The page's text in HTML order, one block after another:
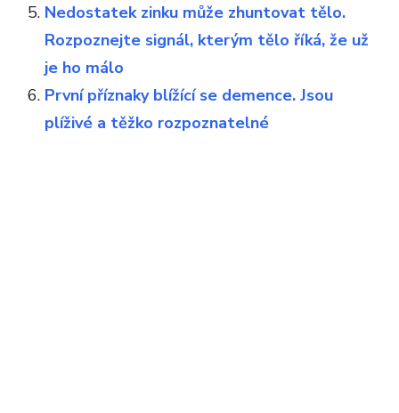
Nedostatek zinku může zhuntovat tělo.
Rozpoznejte signál, kterým tělo říká, že už
je ho málo
První příznaky blížící se demence. Jsou
plíživé a těžko rozpoznatelné